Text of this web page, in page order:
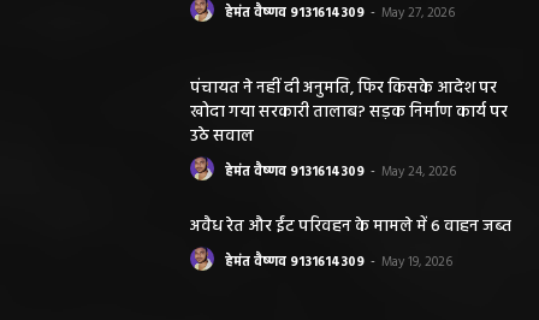
हेमंत वैष्णव 9131614309 - May 27, 2026
पंचायत ने नहीं दी अनुमति, फिर किसके आदेश पर
खोदा गया सरकारी तालाब? सड़क निर्माण कार्य पर
उठे सवाल
हेमंत वैष्णव 9131614309 - May 24, 2026
अवैध रेत और ईंट परिवहन के मामले में 6 वाहन जब्त
हेमंत वैष्णव 9131614309 - May 19, 2026